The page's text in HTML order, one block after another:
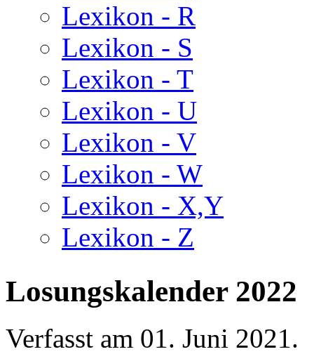
Lexikon - R
Lexikon - S
Lexikon - T
Lexikon - U
Lexikon - V
Lexikon - W
Lexikon - X,Y
Lexikon - Z
Losungskalender 2022
Verfasst am 01. Juni 2021.